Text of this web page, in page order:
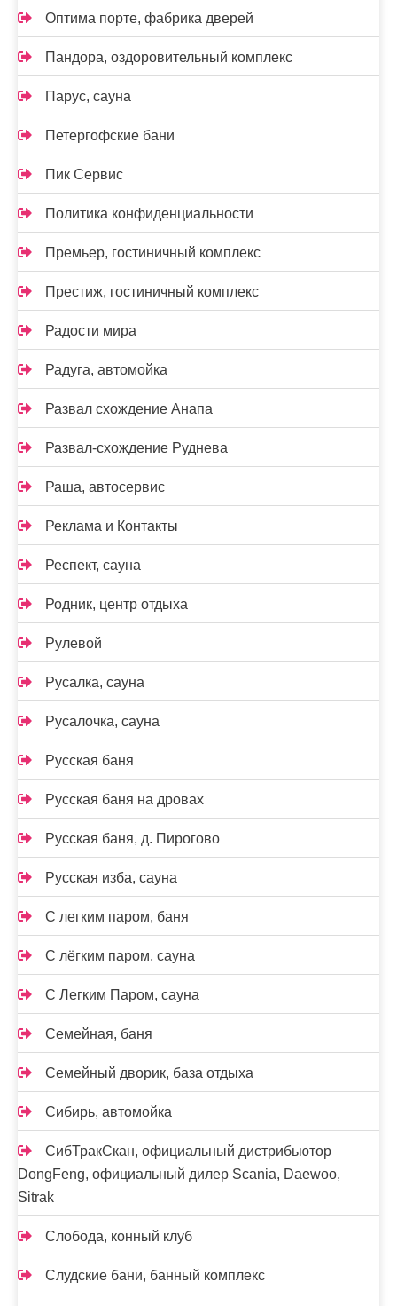
Оптима порте, фабрика дверей
Пандора, оздоровительный комплекс
Парус, сауна
Петергофские бани
Пик Сервис
Политика конфиденциальности
Премьер, гостиничный комплекс
Престиж, гостиничный комплекс
Радости мира
Радуга, автомойка
Развал схождение Анапа
Развал-схождение Руднева
Раша, автосервис
Реклама и Контакты
Респект, сауна
Родник, центр отдыха
Рулевой
Русалка, сауна
Русалочка, сауна
Русская баня
Русская баня на дровах
Русская баня, д. Пирогово
Русская изба, сауна
С легким паром, баня
С лёгким паром, сауна
С Легким Паром, сауна
Семейная, баня
Семейный дворик, база отдыха
Сибирь, автомойка
СибТракСкан, официальный дистрибьютор
DongFeng, официальный дилер Scania, Daewoo,
Sitrak
Слобода, конный клуб
Слудские бани, банный комплекс